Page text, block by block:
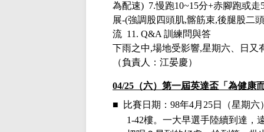
為配速) 7.慢跑10~15分+赤腳跑或走
展-(強調股四頭肌,髂筋束,後腿股二頭
流 11. Q&A 訓練問與答
下雨之中,場地受影響,星期六、日又
（負責人：江晏慶）
04/25 （六）第一屆英達盃「為健康
■
比賽日期： 98年4月25日
（星期六
1-42樓。一大早選手陸續到達，